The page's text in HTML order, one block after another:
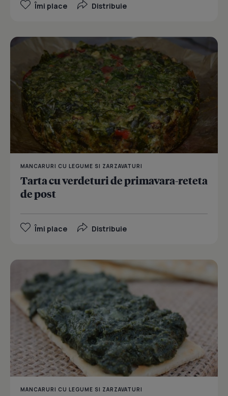
Îmi place Distribuie
MANCARURI CU LEGUME SI ZARZAVATURI
Tarta cu verdeturi de primavara-reteta
de post
Îmi place Distribuie
MANCARURI CU LEGUME SI ZARZAVATURI